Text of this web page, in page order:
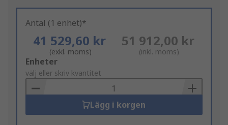
Antal (1 enhet)*
41 529,60 kr
(exkl. moms)
51 912,00 kr
(inkl. moms)
Add
to
Basket
Enheter
välj eller skriv kvantitet
Lägg i korgen